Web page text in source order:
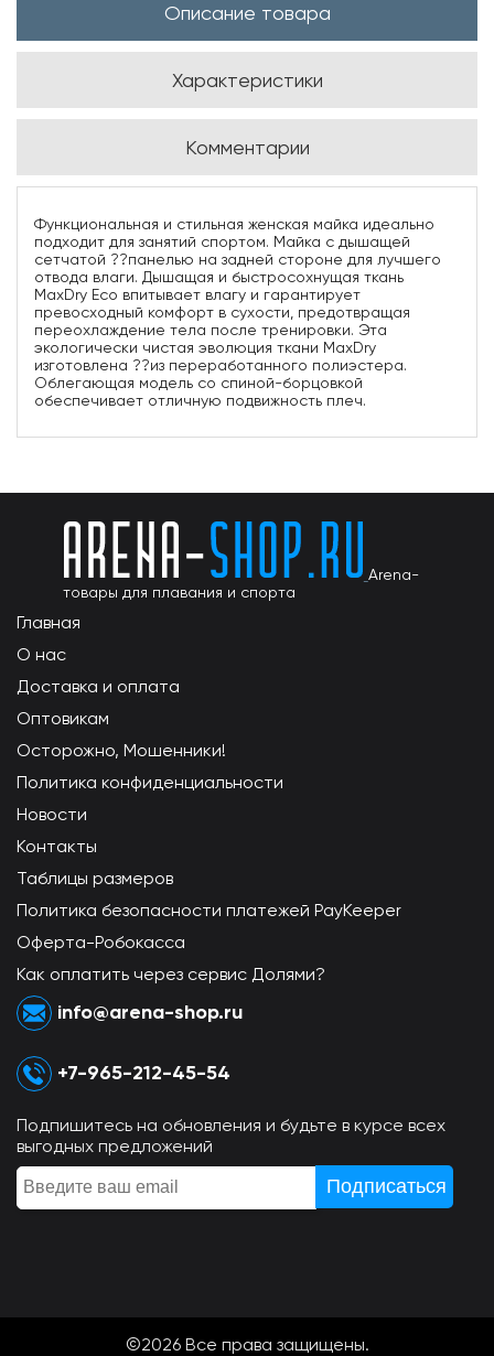
Описание товара
Характеристики
Комментарии
Функциональная и стильная женская майка идеально
подходит для занятий спортом. Майка с дышащей
сетчатой ??панелью на задней стороне для лучшего
отвода влаги. Дышащая и быстросохнущая ткань
MaxDry Eco впитывает влагу и гарантирует
превосходный комфорт в сухости, предотвращая
переохлаждение тела после тренировки. Эта
экологически чистая эволюция ткани MaxDry
изготовлена ??из переработанного полиэстера.
Облегающая модель со спиной-борцовкой
обеспечивает отличную подвижность плеч.
Arena-
товары для плавания и спорта
Главная
О нас
Доставка и оплата
Оптовикам
Осторожно, Мошенники!
Политика конфиденциальности
Новости
Контакты
Таблицы размеров
Политика безопасности платежей PayKeeper
Оферта-Робокасса
Как оплатить через сервис Долями?
info@arena-shop.ru
+7-965-212-45-54
Подпишитесь на обновления и будьте в курсе всех
выгодных предложений
©2026 Всe права защищены.